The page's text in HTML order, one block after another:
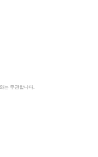
는 무관합니다.